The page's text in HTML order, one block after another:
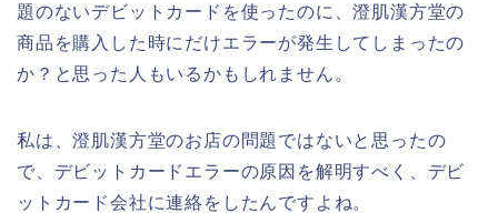
題のないデビットカードを使ったのに、澄肌漢方堂の
商品を購入した時にだけエラーが発生してしまったの
か？と思った人もいるかもしれません。
私は、澄肌漢方堂のお店の問題ではないと思ったの
で、デビットカードエラーの原因を解明すべく、デビ
ットカード会社に連絡をしたんですよね。